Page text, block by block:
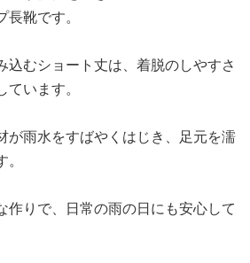
靴です。
込むショート丈は、着脱のしやすさ
います。
が雨水をすばやくはじき、足元を濡
作りで、日常の雨の日にも安心して